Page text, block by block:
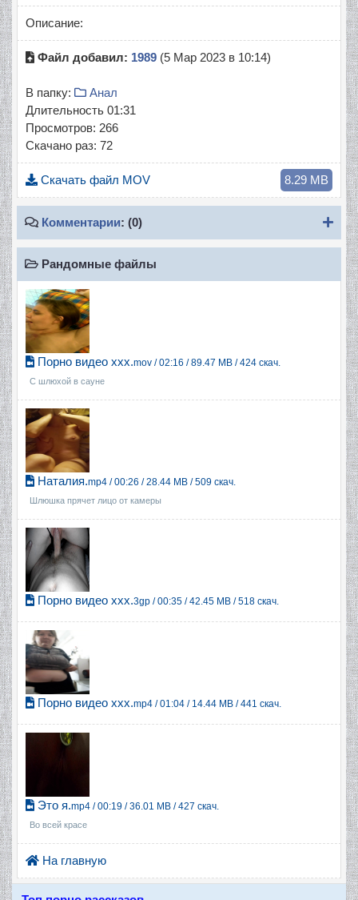
Описание:
Файл добавил: 1989 (5 Мар 2023 в 10:14)
В папку:
Анал
Длительность 01:31
Просмотров: 266
Скачано раз: 72
Скачать файл MOV 8.29 MB
Комментарии: (0)
Рандомные файлы
Порно видео ххх.mov / 02:16 / 89.47 MB / 424 скач.
С шлюхой в сауне
Наталия.mp4 / 00:26 / 28.44 MB / 509 скач.
Шлюшка прячет лицо от камеры
Порно видео ххх.3gp / 00:35 / 42.45 MB / 518 скач.
Порно видео ххх.mp4 / 01:04 / 14.44 MB / 441 скач.
Это я.mp4 / 00:19 / 36.01 MB / 427 скач.
Во всей красе
На главную